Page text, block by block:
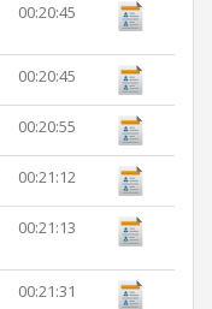
00:20:45
00:20:45
00:20:55
00:21:12
00:21:13
00:21:31